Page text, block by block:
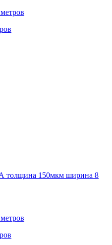
толщина 150мкм ширина 8